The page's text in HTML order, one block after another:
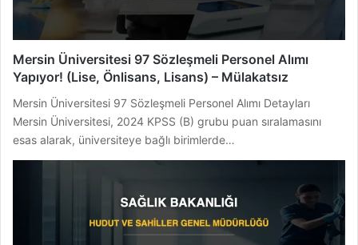
Mersin Üniversitesi 97 Sözleşmeli Personel Alımı
Yapıyor! (Lise, Önlisans, Lisans) – Mülakatsız
Mersin Üniversitesi 97 Sözleşmeli Personel Alımı Detayları
Mersin Üniversitesi, 2024 KPSS (B) grubu puan sıralamasını
esas alarak, üniversiteye bağlı birimlerde…